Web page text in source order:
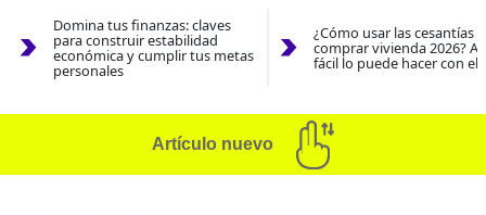
Domina tus finanzas: claves
para construir estabilidad
económica y cumplir tus metas
personales
¿Cómo usar las cesantías
comprar vivienda 2026?
fácil lo puede hacer con el
Artículo nuevo